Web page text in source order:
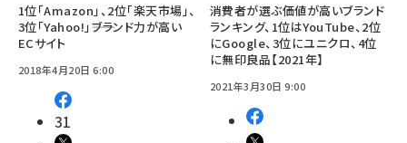
1位「Amazon」、2位「楽天市場」、
3位「Yahoo!」――ブランド力が高い
ECサイト
2018年4月20日 6:00
31
消費者が選ぶ価値が高いブランド
ランキング、1位はYouTube、2位
にGoogle、3位にユニクロ、4位
に無印良品【2021年】
2021年3月30日 9:00